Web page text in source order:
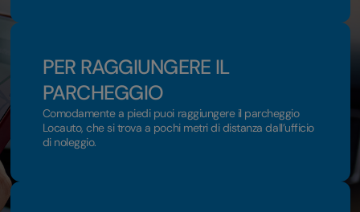
PER RAGGIUNGERE IL
PARCHEGGIO
Comodamente a piedi puoi raggiungere il parcheggio
Locauto, che si trova a pochi metri di distanza dall’ufficio
di noleggio.